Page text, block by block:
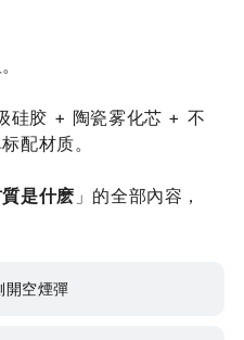
硅胶 + 陶瓷雾化芯 + 不
配材质。
是什麽 」的全部內容，
開空煙彈